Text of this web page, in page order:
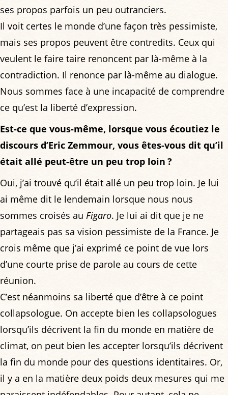
ses propos parfois un peu outranciers.
Il voit certes le monde d’une façon très pessimiste,
mais ses propos peuvent être contredits. Ceux qui
veulent le faire taire renoncent par là-même à la
contradiction. Il renonce par là-même au dialogue.
Nous sommes face à une incapacité de comprendre
ce qu’est la liberté d’expression.
Est-ce que vous-même, lorsque vous écoutiez le
discours d’Eric Zemmour, vous êtes-vous dit qu’il
était allé peut-être un peu trop loin ?
Oui, j’ai trouvé qu’il était allé un peu trop loin. Je lui
ai même dit le lendemain lorsque nous nous
sommes croisés au Figaro. Je lui ai dit que je ne
partageais pas sa vision pessimiste de la France. Je
crois même que j’ai exprimé ce point de vue lors
d’une courte prise de parole au cours de cette
réunion.
C’est néanmoins sa liberté que d’être à ce point
collapsologue. On accepte bien les collapsologues
lorsqu’ils décrivent la fin du monde en matière de
climat, on peut bien les accepter lorsqu’ils décrivent
la fin du monde pour des questions identitaires. Or,
il y a en la matière deux poids deux mesures qui me